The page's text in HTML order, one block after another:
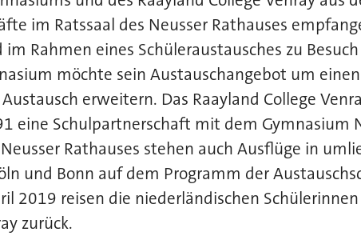
im Ratssaal des Neusser Rathauses
Rahmen eines Schüleraustausches zu
möchte sein Austauschangebot um
erweitern. Das Raayland College
eine Schulpartnerschaft mit dem Gymnasium
Rathauses stehen auch Ausflüge in
und Bonn auf dem Programm der
2019 reisen die niederländischen
zurück.